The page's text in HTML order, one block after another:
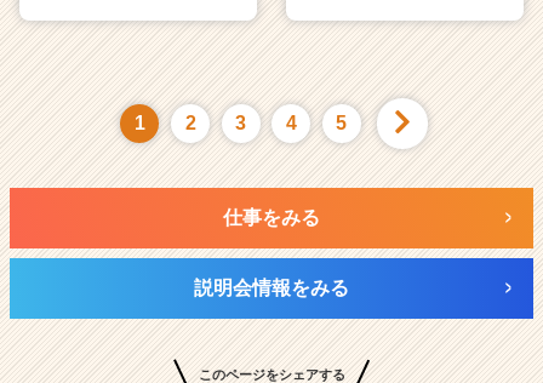
1 2 3 4 5
仕事をみる
説明会情報をみる
このページをシェアする